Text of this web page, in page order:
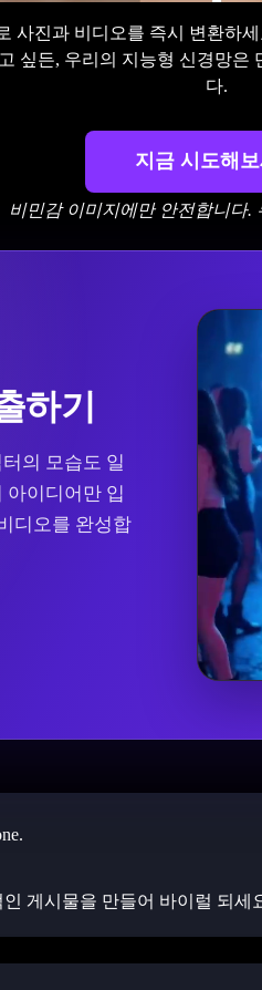
사진과 비디오를 즉시 변환하
싶든, 우리의 지능형 신경망
다.
지금 시도해
비민감 이미지에만 안전합니다.
하기
의 모습도 일
아이디어만 입
디오를 완성합
게시물을 만들어 바이럴 되세